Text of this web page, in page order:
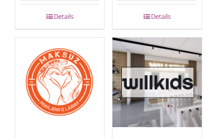
Details Details